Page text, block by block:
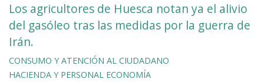
Los agricultores de Huesca notan ya el alivio
del gasóleo tras las medidas por la guerra de
Irán.
CONSUMO Y ATENCIÓN AL CIUDADANO
HACIENDA Y PERSONAL ECONOMÍA